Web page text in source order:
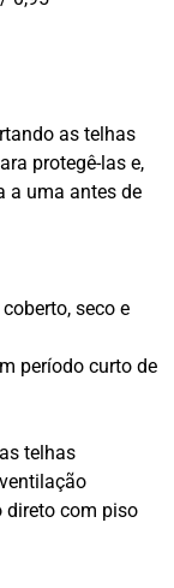
as telhas
protegê-las e,
a uma antes de
seco e
período curto de
telhas
direto com piso